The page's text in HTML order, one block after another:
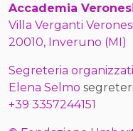
Accademia
Villa Verganti
20010, Inveruno (MI)
Segreteria
Elena Selmo
+39 3357244151